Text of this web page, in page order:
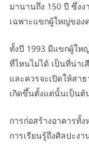
มานานถึง 150 ปี ซึ่ง
เฉพาะแขกผู้ใหญ่ของ
ทั้งปี 1993 มีแขกผู้ใ
ที่ไหนไม่ได้ เป็นที่น่า
และควรจะเปิดให้สา
เกิดขึ้นตั้งแต่นั้นเป็นต้
การก่อสร้างอาคารทั้
การเรียนรู้ถึงศิลปะ